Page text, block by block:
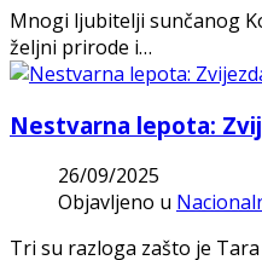
Mnogi ljubitelji sunčanog
željni prirode i…
Nestvarna lepota:
26/09/2025
Objavljeno u
Tri su razloga zašto je